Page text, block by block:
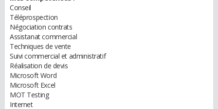
Conseil
Téléprospection
Négociation contrats
Assistanat commercial
Techniques de vente
Suivi commercial et administratif
Réalisation de devis
Microsoft Word
Microsoft Excel
MOT Testing
Internet